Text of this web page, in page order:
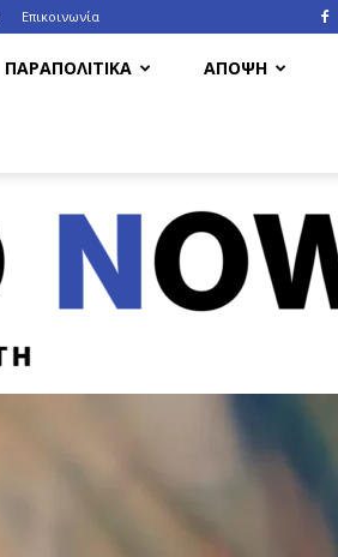
Eπικοινωνία
ΠΑΡΑΠΟΛΙΤΙΚΑ ΑΠΟΨΗ